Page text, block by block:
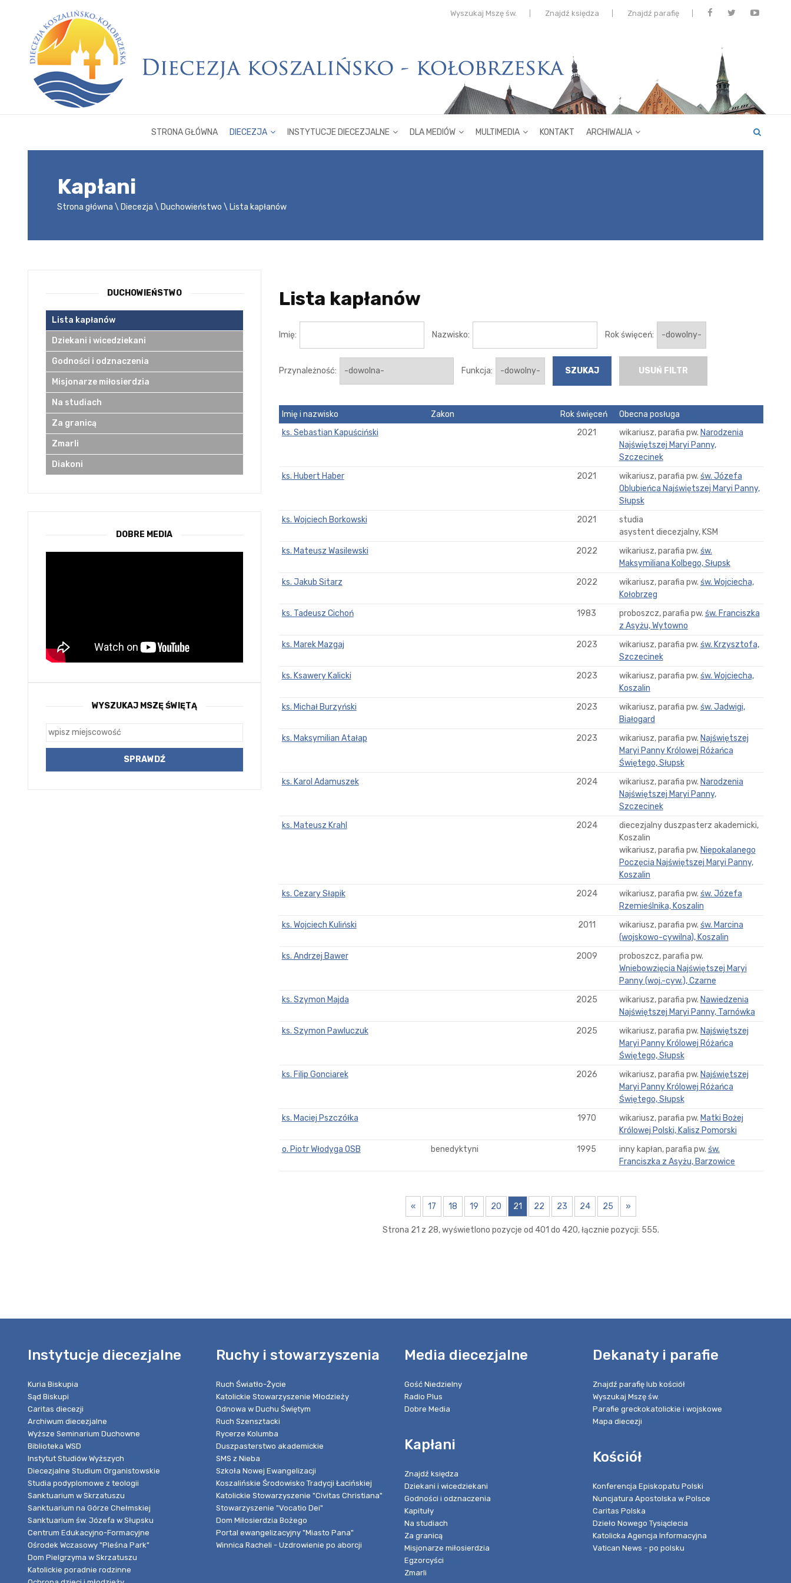
Wyszukaj Mszę św. Znajdź księdza Znajdź parafię
STRONA GŁÓWNA DIECEZJA INSTYTUCJE DIECEZJALNE DLA MEDIÓW MULTIMEDIA KONTAKT ARCHIWALIA
Kapłani
Strona główna Diecezja Duchowieństwo Lista kapłanów
Lista kapłanów
Imię: Nazwisko: Rok święceń:
Przynależność: Funkcja: USUŃ FILTR
Imię i nazwisko Zakon Rok święceń
Obecna posługa
ks. Sebastian Kapuściński
2021 wikariusz, parafia pw. Narodzenia
Najświętszej Maryi Panny,
Szczecinek
ks. Hubert Haber
2021 wikariusz, parafia pw. św. Józefa
Oblubieńca Najświętszej Maryi Panny,
Słupsk
ks. Wojciech Borkowski
2021
studia
asystent diecezjalny, KSM
ks. Mateusz Wasilewski
2022 wikariusz, parafia pw. św.
Maksymiliana Kolbego, Słupsk
ks. Jakub Sitarz
2022 wikariusz, parafia pw. św. Wojciecha,
Kołobrzeg
ks. Tadeusz Cichoń
1983 proboszcz, parafia pw. św. Franciszka
z Asyżu, Wytowno
ks. Marek Mazgaj
2023 wikariusz, parafia pw. św. Krzysztofa,
Szczecinek
ks. Ksawery Kalicki
2023 wikariusz, parafia pw. św. Wojciecha,
Koszalin
ks. Michał Burzyński
2023 wikariusz, parafia pw. św. Jadwigi,
Białogard
ks. Maksymilian Atałap
2023 wikariusz, parafia pw. Najświętszej
Maryi Panny Królowej Różańca
Świętego, Słupsk
ks. Karol Adamuszek
2024 wikariusz, parafia pw. Narodzenia
Najświętszej Maryi Panny,
Szczecinek
ks. Mateusz Krahl
2024
diecezjalny duszpasterz akademicki,
Koszalin
wikariusz, parafia pw. Niepokalanego
Poczęcia Najświętszej Maryi Panny,
Koszalin
ks. Cezary Słapik
2024 wikariusz, parafia pw. św. Józefa
Rzemieślnika, Koszalin
ks. Wojciech Kuliński
2011 wikariusz, parafia pw. św. Marcina
(wojskowo-cywilna), Koszalin
ks. Andrzej Bawer
2009
proboszcz, parafia pw.
Wniebowzięcia Najświętszej Maryi
Panny (woj.-cyw.), Czarne
ks. Szymon Majda
2025 wikariusz, parafia pw. Nawiedzenia
Najświętszej Maryi Panny, Tarnówka
ks. Szymon Pawluczuk
2025 wikariusz, parafia pw. Najświętszej
Maryi Panny Królowej Różańca
Świętego, Słupsk
ks. Filip Gonciarek
2026 wikariusz, parafia pw. Najświętszej
Maryi Panny Królowej Różańca
Świętego, Słupsk
ks. Maciej Pszczółka
1970 wikariusz, parafia pw. Matki Bożej
Królowej Polski, Kalisz Pomorski
o. Piotr Włodyga OSB
benedyktyni 1995 inny kapłan, parafia pw. św.
Franciszka z Asyżu, Barzowice
« 17 18 19 20 21 22 23 24 25 »
Strona 21 z 28, wyświetlono pozycje od 401 do 420, łącznie pozycji: 555.
DUCHOWIEŃSTWO
Lista kapłanów
Dziekani i wicedziekani
Godności i odznaczenia
Misjonarze miłosierdzia
Na studiach
Za granicą
Zmarli
Diakoni
DOBRE MEDIA
WYSZUKAJ MSZĘ ŚWIĘTĄ
Instytucje diecezjalne
Kuria Biskupia
Sąd Biskupi
Caritas diecezji
Archiwum diecezjalne
Wyższe Seminarium Duchowne
Biblioteka WSD
Instytut Studiów Wyższych
Diecezjalne Studium Organistowskie
Studia podyplomowe z teologii
Sanktuarium w Skrzatuszu
Sanktuarium na Górze Chełmskiej
Sanktuarium św. Józefa w Słupsku
Centrum Edukacyjno-Formacyjne
Ośrodek Wczasowy "Pleśna Park"
Dom Pielgrzyma w Skrzatuszu
Katolickie poradnie rodzinne
Ruchy i stowarzyszenia
Ruch Światło-Życie
Katolickie Stowarzyszenie Młodzieży
Odnowa w Duchu Świętym
Ruch Szensztacki
Rycerze Kolumba
Duszpasterstwo akademickie
SMS z Nieba
Szkoła Nowej Ewangelizacji
Koszalińskie Środowisko Tradycji Łacińskiej
Katolickie Stowarzyszenie "Civitas Christiana"
Stowarzyszenie "Vocatio Dei"
Dom Miłosierdzia Bożego
Portal ewangelizacyjny "Miasto Pana"
Winnica Racheli - Uzdrowienie po aborcji
Media diecezjalne
Gość Niedzielny
Radio Plus
Dobre Media
Kapłani
Znajdź księdza
Dziekani i wicedziekani
Godności i odznaczenia
Kapituły
Na studiach
Za granicą
Misjonarze miłosierdzia
Egzorcyści
Zmarli
Dekanaty i parafie
Znajdź parafię lub kościół
Wyszukaj Mszę św.
Parafie greckokatolickie i wojskowe
Mapa diecezji
Kościół
Konferencja Episkopatu Polski
Nuncjatura Apostolska w Polsce
Caritas Polska
Dzieło Nowego Tysiąclecia
Katolicka Agencja Informacyjna
Vatican News - po polsku